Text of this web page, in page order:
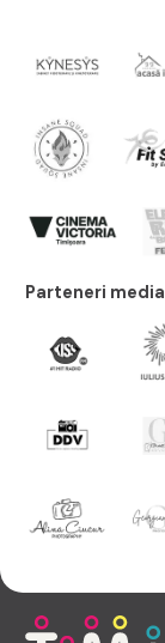
Parteneri media